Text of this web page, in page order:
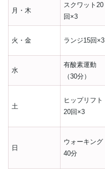
月・木
スクワット20
回×3
火・金 ランジ15回×3
水
有酸素運動
（30分）
土
ヒップリフト
20回×3
日
ウォーキング
40分